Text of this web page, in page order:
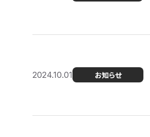
2024.10.01 お知らせ